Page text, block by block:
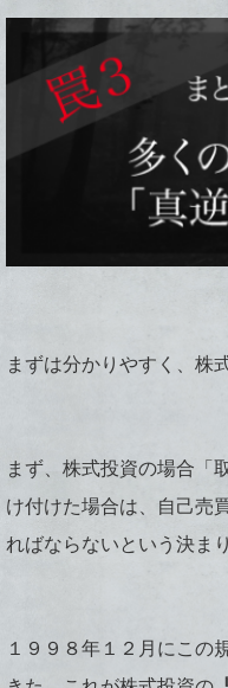
まずは分かりやすく、株
まず、株式投資の場合「
け付けた場合は、自己売
ればならないという決ま
１９９８年１２月にこの